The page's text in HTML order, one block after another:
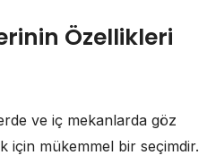
Özellikleri
ve iç mekanlarda göz
için mükemmel bir seçimdir.